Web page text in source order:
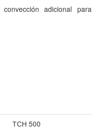
adicional para
ТСН 500